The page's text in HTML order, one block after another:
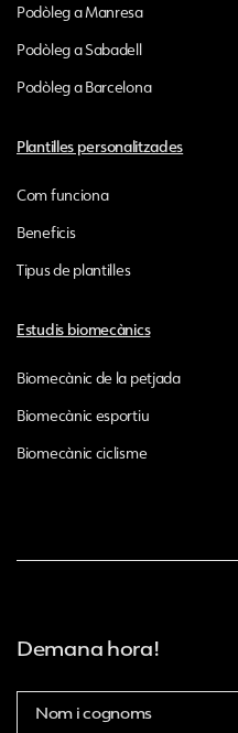
Podòleg a Manresa
Podòleg a Sabadell
Podòleg a Barcelona
Plantilles personalitzades
Com funciona
Beneficis
Tipus de plantilles
Estudis biomecànics
Biomecànic de la petjada
Biomecànic esportiu
Biomecànic ciclisme
Demana hora!